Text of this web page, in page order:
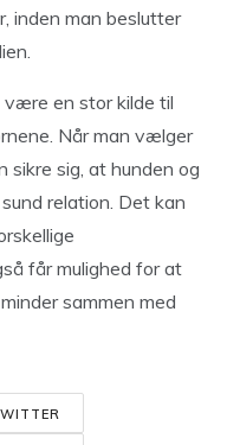
inden man beslutter
en stor kilde til
Når man vælger
sikre sig, at hunden og
relation. Det kan
får mulighed for at
sammen med